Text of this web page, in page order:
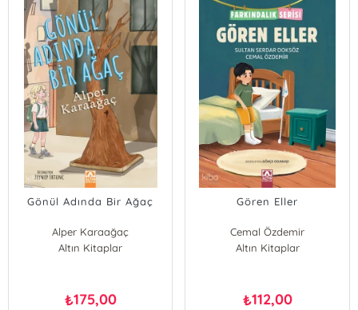
Gönül Adında Bir Ağaç
Alper Karaağaç
Altın Kitaplar
₺175,00
Gören Eller
Cemal Özdemir
Sultan Serdar Doksöz
Altın Kitaplar
₺112,00